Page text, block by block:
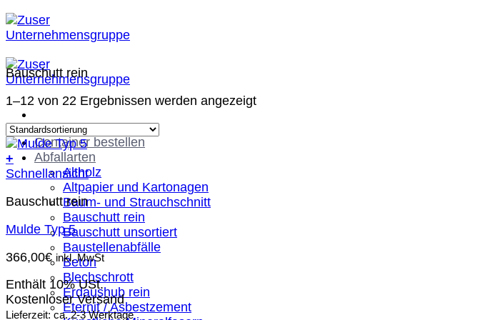
Zum
Inhalt
springen
Container bestellen
Abfallarten
Altholz
Altpapier und Kartonagen
Baum- und Strauchschnitt
Bauschutt rein
Bauschutt unsortiert
Baustellenabfälle
Beton
Blechschrott
Erdaushub rein
Eternit / Asbestzement
Bauschutt rein
1–12 von 22 Ergebnissen werden angezeigt
+
Schnellansicht
Bauschutt rein
Mulde Typ 5
366,00€ inkl. MwSt
Enthält 10% USt.
Kostenloser Versand
Lieferzeit: ca. 2-3 Werktage